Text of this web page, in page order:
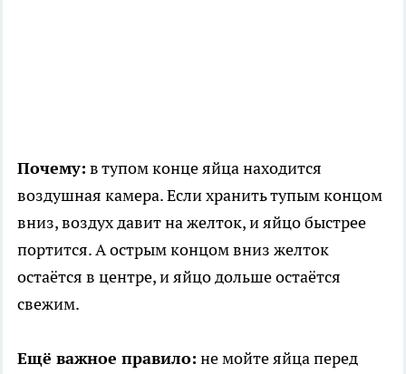
Почему: в тупом конце яйца находится
воздушная камера. Если хранить тупым концом
вниз, воздух давит на желток, и яйцо быстрее
портится. А острым концом вниз желток
остаётся в центре, и яйцо дольше остаётся
свежим.
Ещё важное правило: не мойте яйца перед